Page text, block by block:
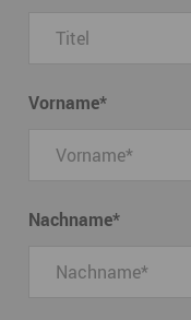
Vorname*
Nachname*